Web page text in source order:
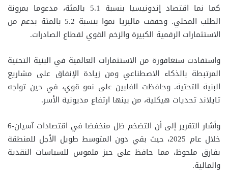
كما نما اقتصاد إندونيسيا بنسبة 5.1 بالمئة، مدعوما بمرونة
الطلب المحلي. وحققت ماليزيا نموا بنسبة 5.2 بالمئة بدعم من
الاستثمارات الرقمية الكبيرة والزخم القوي لقطاع الصادرات.
واستفادت سنغافورة من الاستثمارات العالمية في البنية التحتية
المرتبطة بالذكاء الاصطناعي ومن زيادة الإنفاق على مشاريع
البنية التحتية. وحافظت الفلبين على نمو قوي، في حين تواجه
تايلاند تحديات هيكلية، من بينها ارتفاع مديونية الأسر.
وأشار التقرير إلى أن التضخم ظل منخفضا في اقتصادات آسيان-6
خلال عام 2025، حيث بقي دون المتوسط طويل الأجل للمنطقة
بفارق ملحوظ، مما حافظ على حيز ملموس للسياسات النقدية
والمالية.